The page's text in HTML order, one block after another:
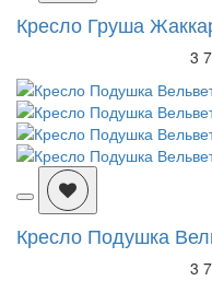
Кресло Груша
3
Кресло Подушка
3